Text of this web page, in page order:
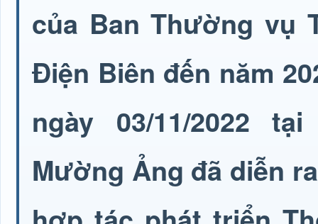
của Ban Thường vụ
Điện Biên đến năm
ngày 03/11/2022
Mường Ảng đã diễn